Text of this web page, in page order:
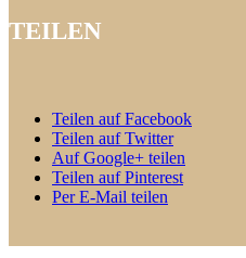
TEILEN
Teilen auf Facebook
Teilen auf Twitter
Auf Google+ teilen
Teilen auf Pinterest
Per E-Mail teilen